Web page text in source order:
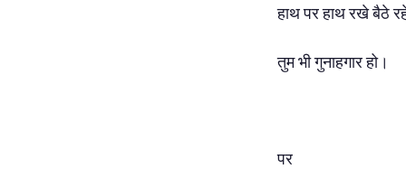
हाथ पर हाथ रखे बैठे
तुम भी गुनाहगार हो।
पर